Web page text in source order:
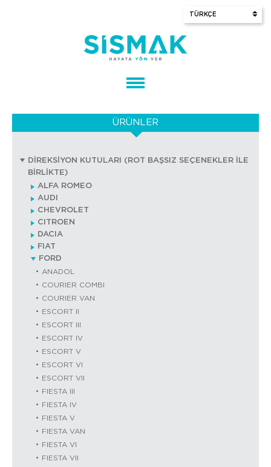
ÜRÜNLER
DİREKSİYON KUTULARI (ROT BAŞSIZ SEÇENEKLER İLE
BİRLİKTE)
ALFA ROMEO
AUDI
CHEVROLET
CITROEN
DACIA
FIAT
FORD
ANADOL
COURIER COMBI
COURIER VAN
ESCORT II
ESCORT III
ESCORT IV
ESCORT V
ESCORT VI
ESCORT VII
FIESTA III
FIESTA IV
FIESTA V
FIESTA VAN
FIESTA VI
FIESTA VII